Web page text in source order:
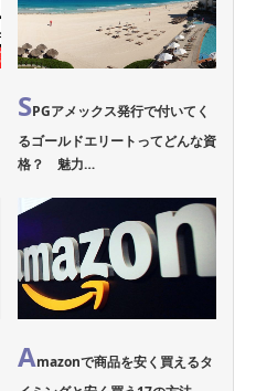
SPGアメックス発行で付いてく
るゴールドエリートってどんな資
格？ 魅力…
Amazonで商品を安く買えるタ